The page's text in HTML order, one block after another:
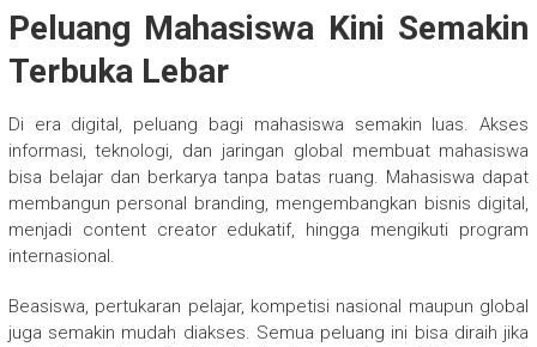
Peluang Mahasiswa Kini Semakin
Terbuka Lebar
Di era digital, peluang bagi mahasiswa semakin luas. Akses
informasi, teknologi, dan jaringan global membuat mahasiswa
bisa belajar dan berkarya tanpa batas ruang. Mahasiswa dapat
membangun personal branding, mengembangkan bisnis digital,
menjadi content creator edukatif, hingga mengikuti program
internasional.
Beasiswa, pertukaran pelajar, kompetisi nasional maupun global
juga semakin mudah diakses. Semua peluang ini bisa diraih jika